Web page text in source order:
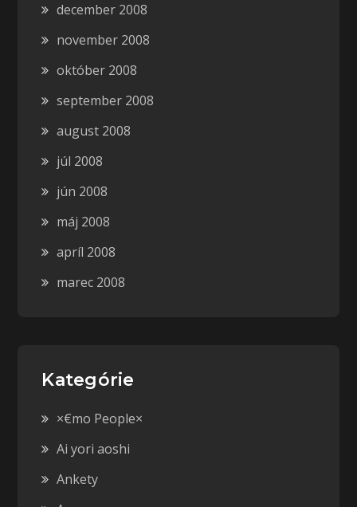
december 2008
november 2008
október 2008
september 2008
august 2008
júl 2008
jún 2008
máj 2008
apríl 2008
marec 2008
Kategórie
×€mo People×
Ai yori aoshi
Ankety